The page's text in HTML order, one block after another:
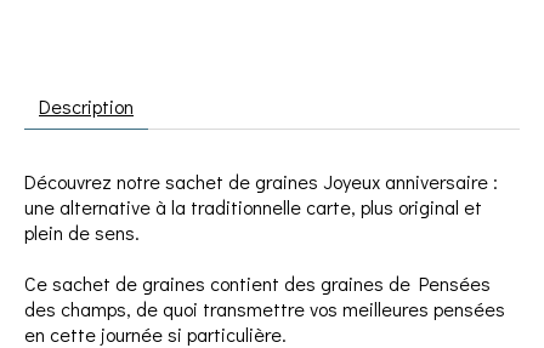
Description
Découvrez notre sachet de graines Joyeux anniversaire :
une alternative à la traditionnelle carte, plus original et
plein de sens.
Ce sachet de graines contient des graines de Pensées
des champs, de quoi transmettre vos meilleures pensées
en cette journée si particulière.